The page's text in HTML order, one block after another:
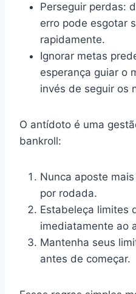
Perseguir perdas:
erro pode esgotar
rapidamente.
Ignorar metas
esperança guiar o
invés de seguir os
O antídoto é uma
bankroll:
Nunca aposte
por rodada.
Estabeleça limites
imediatamente ao
Mantenha seus
antes de começar.